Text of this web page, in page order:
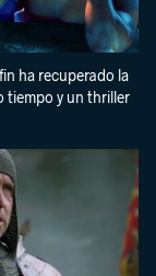
ha recuperado la
tiempo y un thriller